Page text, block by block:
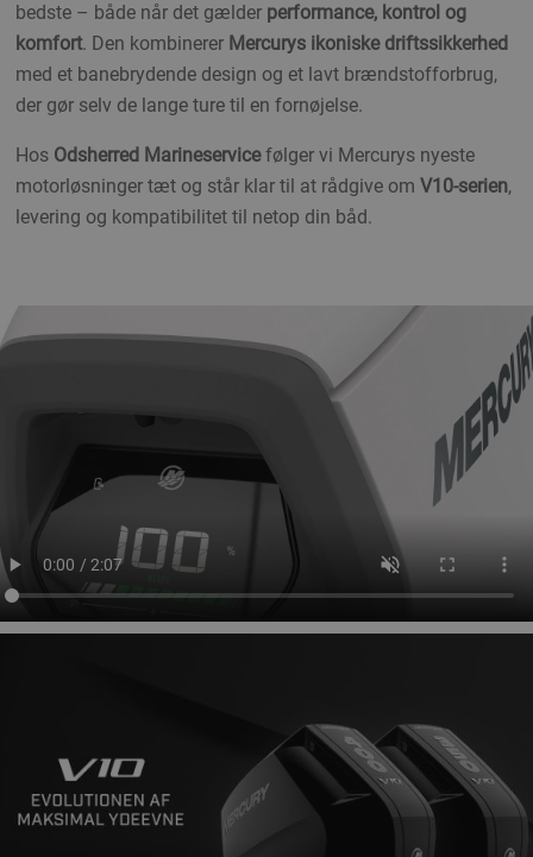
bedste – både når det gælder performance, kontrol og
komfort. Den kombinerer Mercurys ikoniske driftssikkerhed
med et banebrydende design og et lavt brændstofforbrug,
der gør selv de lange ture til en fornøjelse.
Hos Odsherred Marineservicefølger vi Mercurys nyeste
motorløsninger tæt og står klar til at rådgive om V10-serien,
levering og kompatibilitet til netop din båd.